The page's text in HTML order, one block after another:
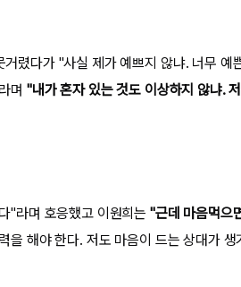
거렸다가 "사실 제가 예쁘지 않냐. 너무
며 "내가 혼자 있는 것도 이상하지 않냐.
"라며 호응했고 이원희는 "근데 마음먹으
을 해야 한다. 저도 마음이 드는 상대가